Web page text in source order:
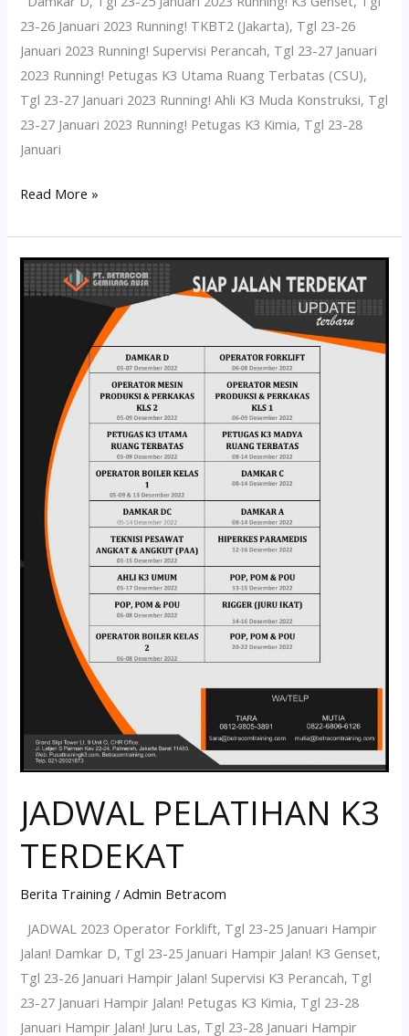
23-26 Januari 2023 Running! TKBT2 (Jakarta), Tgl 23-26
Januari 2023 Running! Supervisi Perancah, Tgl 23-27 Januari
2023 Running! Petugas K3 Utama Ruang Terbatas (CSU),
Tgl 23-27 Januari 2023 Running! Ahli K3 Muda Konstruksi, Tgl
23-27 Januari 2023 Running! Petugas K3 Kimia, Tgl 23-28
Januari
Read More »
JADWAL PELATIHAN K3
TERDEKAT
Berita Training /Admin Betracom
JADWAL 2023 Operator Forklift, Tgl 23-25 Januari Hampir
Jalan! Damkar D, Tgl 23-25 Januari Hampir Jalan! K3 Genset,
Tgl 23-26 Januari Hampir Jalan! Supervisi K3 Perancah, Tgl
23-27 Januari Hampir Jalan! Petugas K3 Kimia, Tgl 23-28
Januari Hampir Jalan! Juru Las, Tgl 23-28 Januari Hampir
JADWAL
PELATIHAN